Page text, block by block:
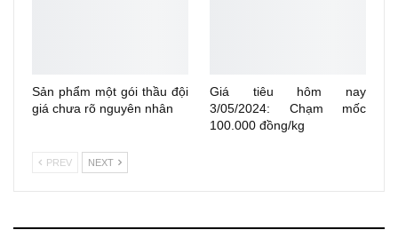
Sản phẩm một gói thầu đội
giá chưa rõ nguyên nhân
Giá tiêu hôm nay
3/05/2024: Chạm mốc
100.000 đồng/kg
PREV NEXT